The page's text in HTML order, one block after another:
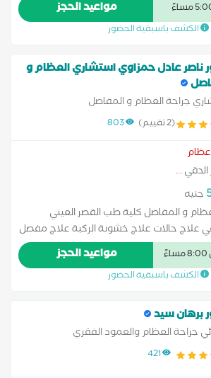
مواعيد الحجز
الكشف باسبقية الحضور
ناصر عادل حمزاوي استشاري العظام و
جراحة العظام و المفاصل
(2 تقييم) 803
عظام
...
جنيه
و المفاصل كلية طب القصر العيني
في علاج حالات علاج خشونة الركبة علاج مفصل
و الفخذ منظار الركبة الرباط الصليبي علاج
و الاربطه علاج الآلام الركبة
مواعيد الحجز
الكشف باسبقية الحضور
برهان سيد
جراحة العظام والعمود الفقري
421